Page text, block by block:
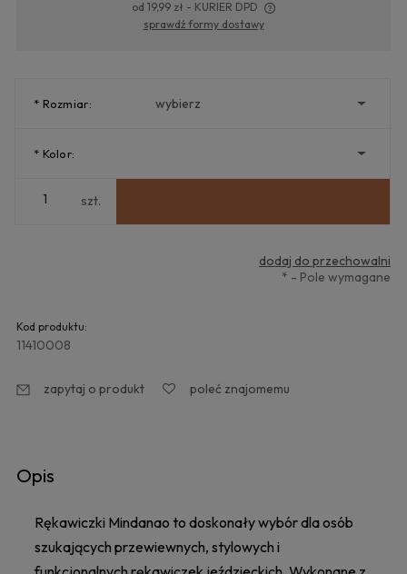
od 19,99 zł - KURIER DPD
Cena nie zawiera ewentualnych kosztów płatności
sprawdź formy dostawy
* Rozmiar:
* Kolor:
szt.
dodaj do przechowalni
* - Pole wymagane
Kod produktu:
11410008
zapytaj o produkt poleć znajomemu
Opis
Rękawiczki Mindanao to doskonały wybór dla osób
szukających przewiewnych, stylowych i